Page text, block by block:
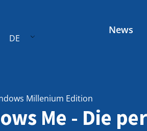
DE
News
Millenium Edition
Me - Die